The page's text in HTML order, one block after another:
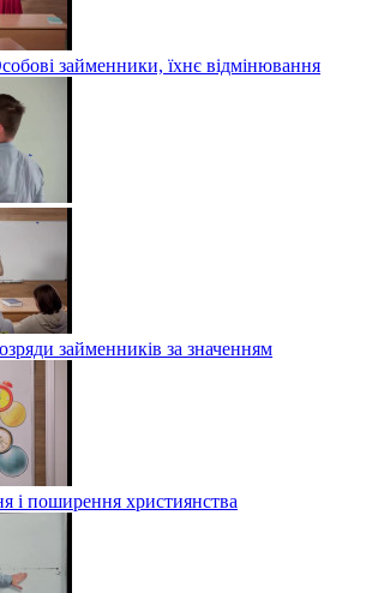
займенники, їхнє відмінювання
займенників за значенням
і поширення християнства